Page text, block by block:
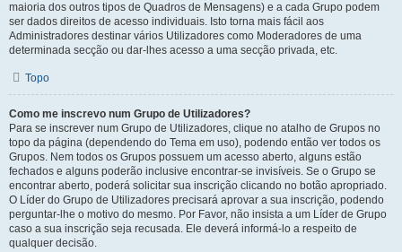
maioria dos outros tipos de Quadros de Mensagens) e a cada Grupo podem
ser dados direitos de acesso individuais. Isto torna mais fácil aos
Administradores destinar vários Utilizadores como Moderadores de uma
determinada secção ou dar-lhes acesso a uma secção privada, etc.
Topo
Como me inscrevo num Grupo de Utilizadores?
Para se inscrever num Grupo de Utilizadores, clique no atalho de Grupos no
topo da página (dependendo do Tema em uso), podendo então ver todos os
Grupos. Nem todos os Grupos possuem um acesso aberto, alguns estão
fechados e alguns poderão inclusive encontrar-se invisíveis. Se o Grupo se
encontrar aberto, poderá solicitar sua inscrição clicando no botão apropriado.
O Líder do Grupo de Utilizadores precisará aprovar a sua inscrição, podendo
perguntar-lhe o motivo do mesmo. Por Favor, não insista a um Líder de Grupo
caso a sua inscrição seja recusada. Ele deverá informá-lo a respeito de
qualquer decisão.